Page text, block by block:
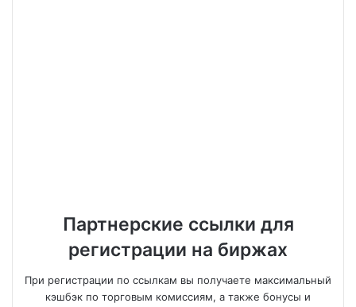
Партнерские ссылки для
регистрации на биржах
При регистрации по ссылкам вы получаете максимальный
кэшбэк по торговым комиссиям, а также бонусы и